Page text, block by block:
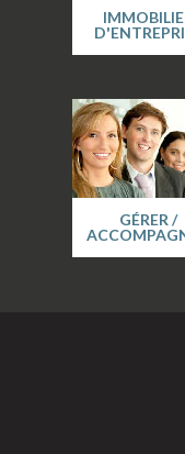
GÉRER /